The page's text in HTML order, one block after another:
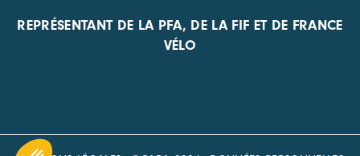
REPRÉSENTANT DE LA PFA, DE LA FIF ET DE FRANCE
VÉLO